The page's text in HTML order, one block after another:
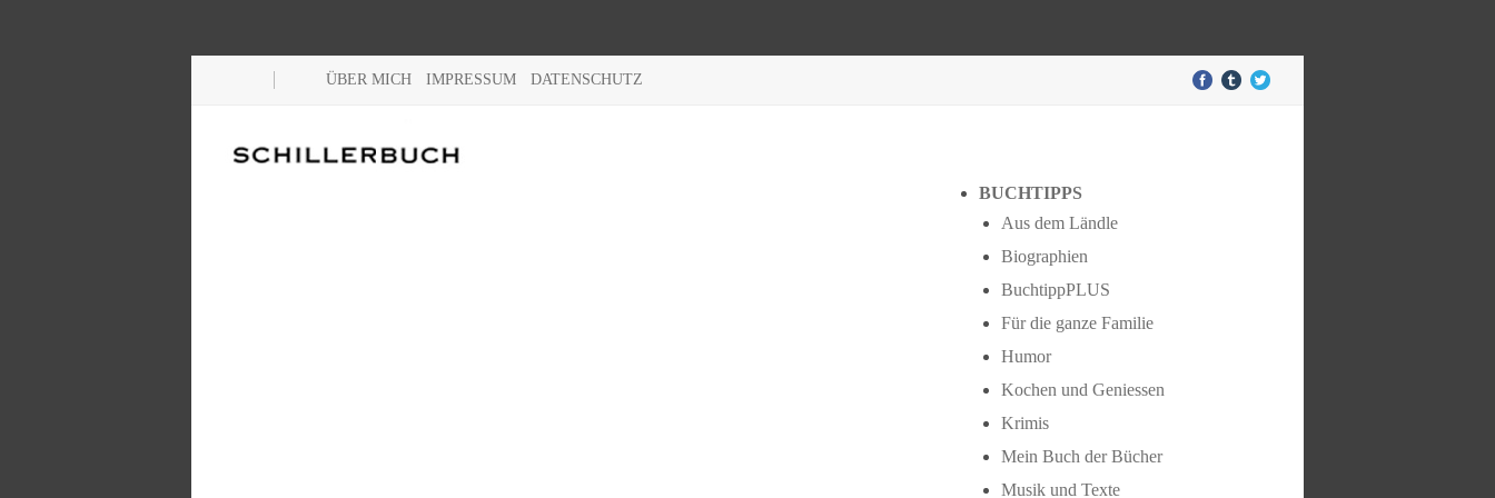
ÜBER MICH IMPRESSUM DATENSCHUTZ
BUCHTIPPS
Aus dem Ländle
Biographien
BuchtippPLUS
Für die ganze Familie
Humor
Kochen und Geniessen
Krimis
Mein Buch der Bücher
Musik und Texte